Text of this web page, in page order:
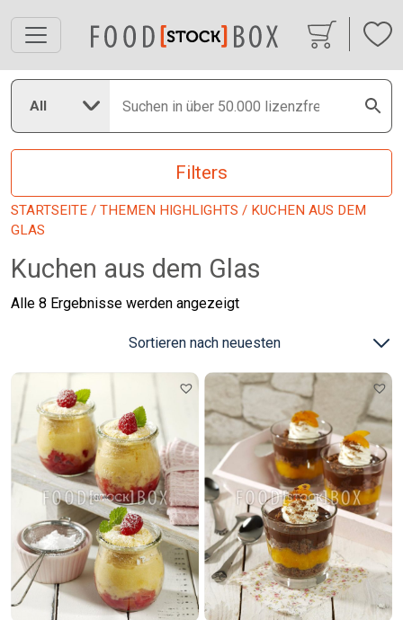
All
Filters
STARTSEITE / THEMEN HIGHLIGHTS / KUCHEN AUS DEM
GLAS
Kuchen aus dem Glas
Alle 8 Ergebnisse werden angezeigtNach
sortiert